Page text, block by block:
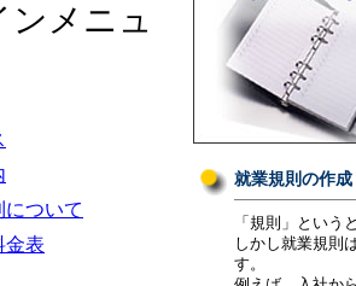
ンメニュ
について
金表
就業規則の作成
「規則」という
しかし就業規則
す。